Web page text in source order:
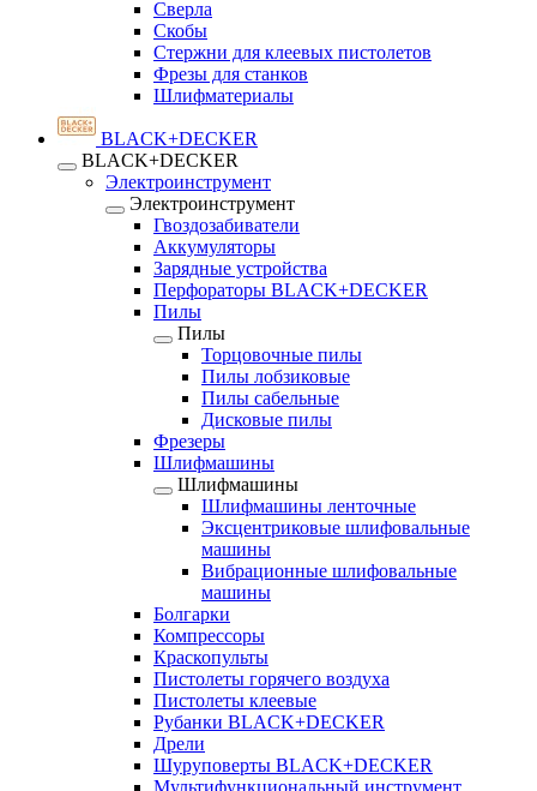
Сверла
Скобы
Стержни для клеевых пистолетов
Фрезы для станков
Шлифматериалы
BLACK+DECKER
BLACK+DECKER
Электроинструмент
Электроинструмент
Гвоздозабиватели
Аккумуляторы
Зарядные устройства
Перфораторы BLACK+DECKER
Пилы
Пилы
Торцовочные пилы
Пилы лобзиковые
Пилы сабельные
Дисковые пилы
Фрезеры
Шлифмашины
Шлифмашины
Шлифмашины ленточные
Эксцентриковые шлифовальные
машины
Вибрационные шлифовальные
машины
Болгарки
Компрессоры
Краскопульты
Пистолеты горячего воздуха
Пистолеты клеевые
Рубанки BLACK+DECKER
Дрели
Шуруповерты BLACK+DECKER
Мультифункциональный инструмент